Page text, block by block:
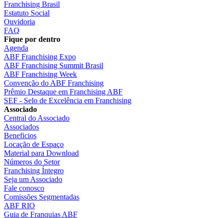
Franchising Brasil
Estatuto Social
Ouvidoria
FAQ
Fique por dentro
Agenda
ABF Franchising Expo
ABF Franchising Summit Brasil
ABF Franchising Week
Convenção do ABF Franchising
Prêmio Destaque em Franchising ABF
SEF - Selo de Excelência em Franchising
Associado
Central do Associado
Associados
Beneficios
Locação de Espaço
Material para Download
Números do Setor
Franchising Íntegro
Seja um Associado
Fale conosco
Comissões Segmentadas
ABF RIO
Guia de Franquias ABF